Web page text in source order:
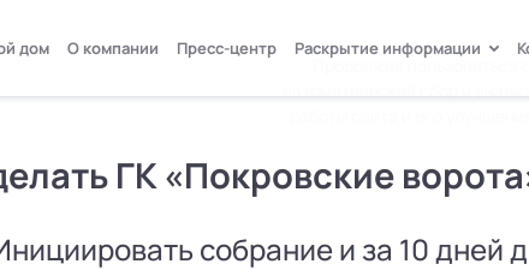
дом О компании Пресс-центр Раскрытие информации
ГК «Покровские
собрание и за 10 дней
Продолжая пользоваться
автоматический сбор и